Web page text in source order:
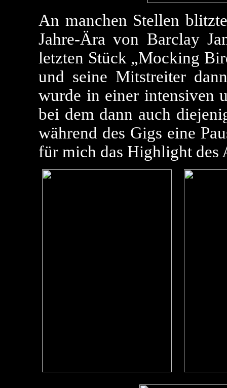
An manchen Stellen
Jahre-Ära von Barclay
letzten Stück „Mocking
und seine Mitstreiter
wurde in einer intensiven
bei dem dann auch
während des Gigs eine
für mich das Highlight des